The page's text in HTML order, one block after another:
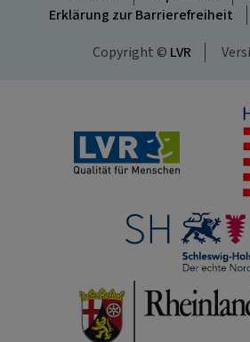
Erklärung zur Barrierefreiheit
Copyright © LVR